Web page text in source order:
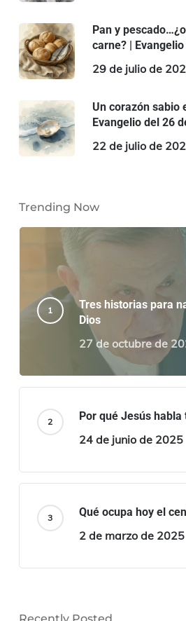
Pan y
carne? |
29 de julio de
Un corazón sabio
Evangelio del 26
22 de julio de
Trending Now
Tres historias para
Dios
27 de octubre de
Por qué Jesús
24 de junio de 2025
Qué ocupa hoy el
2 de marzo de 2025